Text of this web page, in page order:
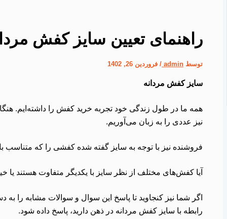
راهنمای تعیین سایز کفش
توسط admin
/ فروردین 26, 1402
سایز کفش مردانه
همه ما در طول زندگی خود تجربه خرید کفش را داشته‌ایم.
نیز عددی را به زبان می‌آوریم.
فروشنده نیز با توجه به سایز گفته شده کفشی را که متناسب
آیا کفش‌های مختلف از نظر سایز با یکدیگر متفاوت هستند یا
اگر شما نیز کنجاوید تا پاسخ این سوال و سوالات مشابه را به
رابطه با سایز کفش مردانه در ذهن دارید، پاسخ داده شود.